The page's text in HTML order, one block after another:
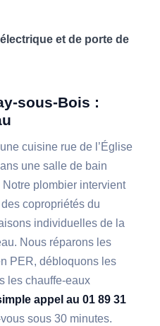
et de porte de
sous-Bois :
cuisine rue de l’Église
une salle de bain
plombier intervient
copropriétés du
individuelles de la
Nous réparons les
PER, débloquons les
les chauffe-eaux
appel au 01 89 31
sous 30 minutes.